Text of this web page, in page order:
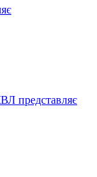
представляє